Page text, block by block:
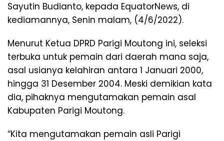
Sayutin Budianto, kepada EquatorNews, di
kediamannya, Senin malam, (4/6/2022).
Menurut Ketua DPRD Parigi Moutong ini, seleksi
terbuka untuk pemain dari daerah mana saja,
asal usianya kelahiran antara 1 Januari 2000,
hingga 31 Desember 2004. Meski demikian kata
dia, pihaknya mengutamakan pemain asal
Kabupaten Parigi Moutong.
“Kita mengutamakan pemain asli Parigi